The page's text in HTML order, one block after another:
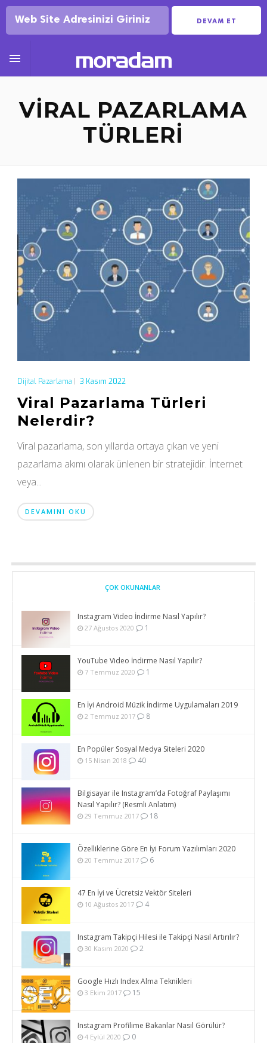
DEVAM ET

VIRAL PAZARLAMA
TÜRLERI
Dijital Pazarlama 3 Kasım 2022
Viral Pazarlama Türleri
Nelerdir?
Viral pazarlama, son yıllarda ortaya çıkan ve yeni
pazarlama akımı olarak ünlenen bir stratejidir. İnternet
veya...
DEVAMINI OKU
ÇOK OKUNANLAR
Instagram Video İndirme Nasıl Yapılır?
27 Ağustos 2020 1
YouTube Video İndirme Nasıl Yapılır?
7 Temmuz 2020 1
En İyi Android Müzik İndirme Uygulamaları 2019
2 Temmuz 2017 8
En Popüler Sosyal Medya Siteleri 2020
15 Nisan 2018 40
Bilgisayar ile Instagram’da Fotoğraf Paylaşımı
Nasıl Yapılır? (Resmli Anlatım)
29 Temmuz 2017 18
Özelliklerine Göre En İyi Forum Yazılımları 2020
20 Temmuz 2017 6
47 En İyi ve Ücretsiz Vektör Siteleri
10 Ağustos 2017 4
Instagram Takipçi Hilesi ile Takipçi Nasıl Artırılır?
30 Kasım 2020 2
Google Hızlı Index Alma Teknikleri
3 Ekim 2017 15
Instagram Profilime Bakanlar Nasıl Görülür?
4 Eylül 2020 0